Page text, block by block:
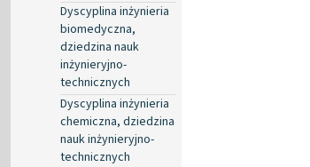
Dyscyplina inżynieria
biomedyczna,
dziedzina nauk
inżynieryjno-
technicznych
Dyscyplina inżynieria
chemiczna, dziedzina
nauk inżynieryjno-
technicznych